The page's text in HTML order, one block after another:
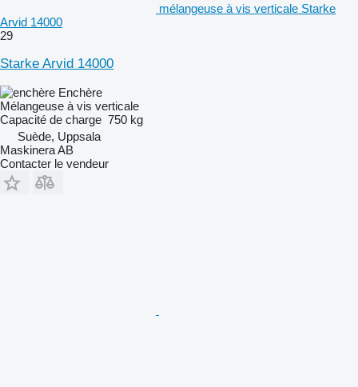
mélangeuse à vis verticale Starke
Arvid 14000
29
Starke Arvid 14000
Enchère
Mélangeuse à vis verticale
Capacité de charge 750 kg
Suède, Uppsala
Maskinera AB
Contacter le vendeur